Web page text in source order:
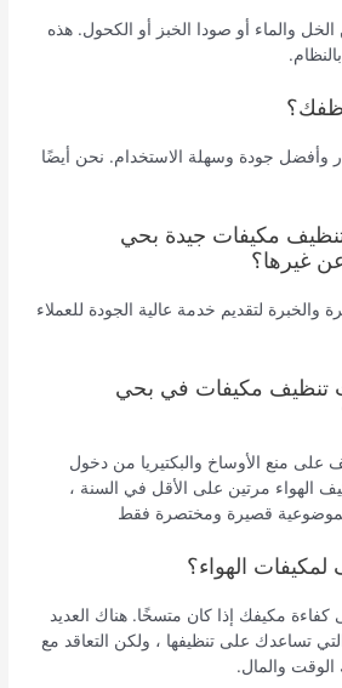
والماء أو صودا الخبز أو الكحول. هذه
وأفضل جودة وسهلة الاستخدام. نحن أيضًا
مكيفات جيدة بحي
غيرها؟
والخبرة لتقديم خدمة عالية الجودة للعملاء
تنظيف مكيفات في بحي
على منع الأوساخ والبكتيريا من دخول
الهواء مرتين على الأقل في السنة ،
قصيرة ومختصرة فقط
الهواء؟
مكيفك إذا كان متسخًا. هناك العديد
تساعدك على تنظيفها ، ولكن التعاقد مع
والمال.